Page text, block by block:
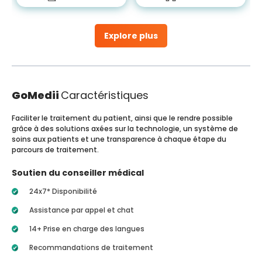
Explore plus
GoMedii Caractéristiques
Faciliter le traitement du patient, ainsi que le rendre possible
grâce à des solutions axées sur la technologie, un système de
soins aux patients et une transparence à chaque étape du
parcours de traitement.
Soutien du conseiller médical
24x7* Disponibilité
Assistance par appel et chat
14+ Prise en charge des langues
Recommandations de traitement